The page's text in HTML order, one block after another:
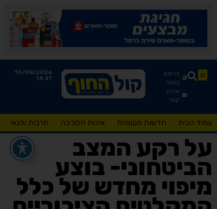
פרסום
באתר
יצירת
קשר
10/08/2026
14:21
עמוד הבית חדשות מקומיות איכות הסביבה תרבות ופנאי
על רקע המצב
הביטחוני- בוצע
מיפוי מחדש של כלל